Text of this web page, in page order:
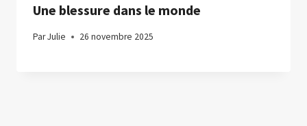
Une blessure dans le monde
ParJulie 26 novembre 2025